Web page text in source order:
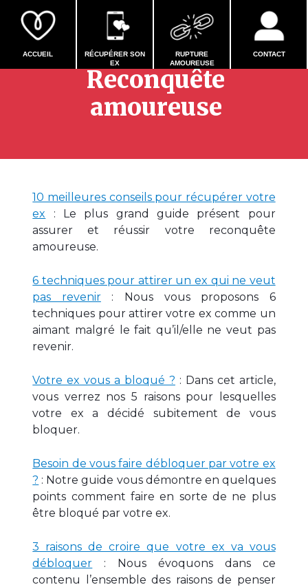
ACCUEIL
RÉCUPÉRER SON
EX
RUPTURE
AMOUREUSE
CONTACT
Tout savoir sur la
Reconquête
amoureuse
10 meilleures conseils pour récupérer votre
ex : Le plus grand guide présent pour
assurer et réussir votre reconquête
amoureuse.
6 techniques pour attirer un ex qui ne veut
pas revenir: Nous vous proposons 6
techniques pour attirer votre ex comme un
aimant malgré le fait qu’il/elle ne veut pas
revenir.
Votre ex vous a bloqué ? : Dans cet article,
vous verrez nos 5 raisons pour lesquelles
votre ex a décidé subitement de vous
bloquer.
Besoin de vous faire débloquer par votre ex
? : Notre guide vous démontre en quelques
points comment faire en sorte de ne plus
être bloqué par votre ex.
3 raisons de croire que votre ex va vous
débloquer : Nous évoquons dans ce
contenu l’ensemble des raisons de penser